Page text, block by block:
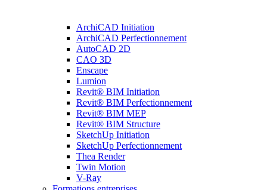
ArchiCAD Initiation
ArchiCAD Perfectionnement
AutoCAD 2D
CAO 3D
Enscape
Lumion
Revit® BIM Initiation
Revit® BIM Perfectionnement
Revit® BIM MEP
Revit® BIM Structure
SketchUp Initiation
SketchUp Perfectionnement
Thea Render
Twin Motion
V-Ray